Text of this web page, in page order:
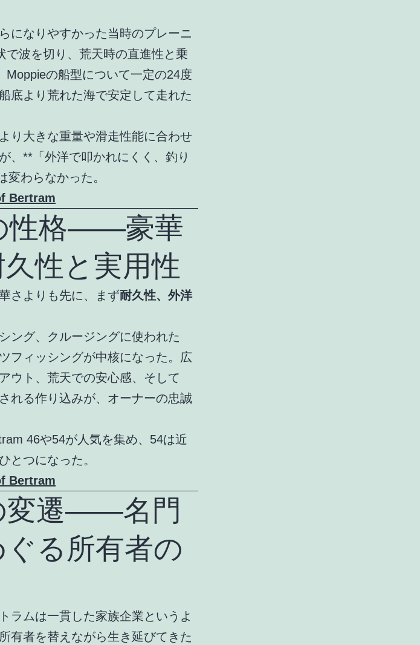
になりやすかった当時のプレーニ
で波を切り、荒天時の直進性と乗
Moppieの船型について一定の24度
底より荒れた海で安定して走れた
り大きな重量や滑走性能に合わせ
、**「外洋で叩かれにくく、釣り
わらなかった。
Bertram
性格――豪華
性と実用性
さよりも先に、まず耐久性、外洋
ング、クルージングに使われた
フィッシングが中核になった。広
ウト、荒天での安心感、そして
れる作り込みが、オーナーの忠誠
46や54が人気を集め、54は近
とつになった。
Bertram
変遷――名門
る所有者の
ラムは一貫した家族企業というよ
有者を替えながら生き延びてきた